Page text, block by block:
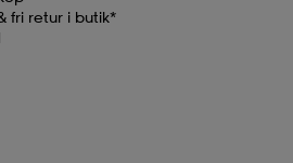
fri retur i butik*